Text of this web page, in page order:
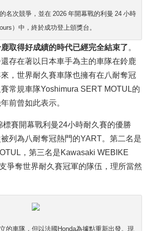
名次競爭，並在 2026 年開幕戰的利曼 24 小時
）中，終於成功登上頒獎台。
取得好成績的時代已經完全結束了
存在著以日本車手為主的車隊在鈴鹿
，世界耐久賽車隊也擁有在八耐奪冠
常規車隊Yoshimura SERT MOTUL的
前曾如此表示。
賽開幕戰利曼24小時耐久賽的優勝
列為八耐奪冠熱門的YART。第二名是
，第三名是Kawasaki WEBIKE
爭奪世界耐久賽冠軍的隊伍，理所當然
的車隊，但以法國Honda為據點重新出發。現